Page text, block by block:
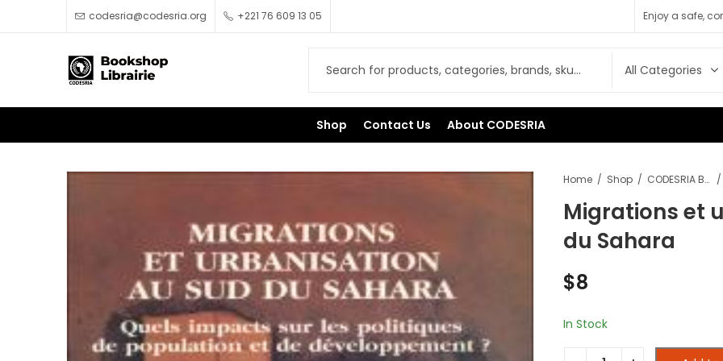
codesria@codesria.org +221 76 609 13 05 Enjoy a safe,
Shop Contact Us About CODESRIA
Home Shop CODESRIA Books
Migrations et
du Sahara
$8
In Stock